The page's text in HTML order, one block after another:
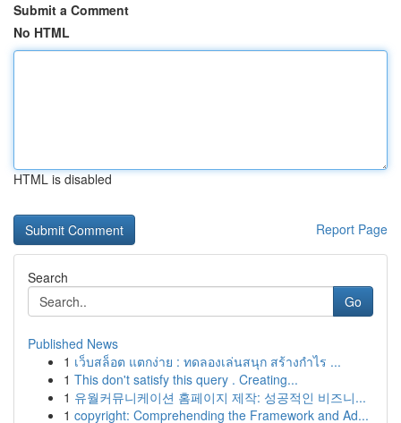
Submit a Comment
No HTML
HTML is disabled
Report Page
Search
Go
Published News
1 เว็บสล็อต แตกง่าย : ทดลองเล่นสนุก สร้างกำไร ...
1 This don't satisfy this query . Creating...
1 유월커뮤니케이션 홈페이지 제작: 성공적인 비즈니...
1 copyright: Comprehending the Framework and Ad...